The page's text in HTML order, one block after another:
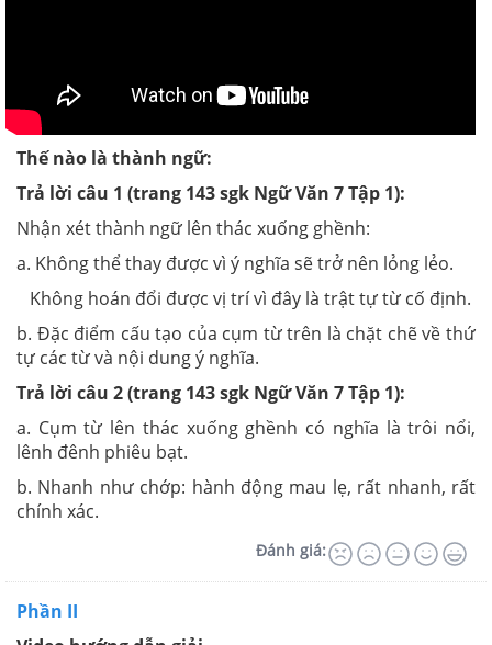
Thế nào là thành ngữ:
Trả lời câu 1 (trang 143 sgk Ngữ Văn 7 Tập 1):
Nhận xét thành ngữ lên thác xuống ghềnh:
a. Không thể thay được vì ý nghĩa sẽ trở nên lỏng lẻo.
Không hoán đổi được vị trí vì đây là trật tự từ cố định.
b. Đặc điểm cấu tạo của cụm từ trên là chặt chẽ về thứ
tự các từ và nội dung ý nghĩa.
Trả lời câu 2 (trang 143 sgk Ngữ Văn 7 Tập 1):
a. Cụm từ lên thác xuống ghềnh có nghĩa là trôi nổi,
lênh đênh phiêu bạt.
b. Nhanh như chớp: hành động mau lẹ, rất nhanh, rất
chính xác.
Đánh giá:
Phần II